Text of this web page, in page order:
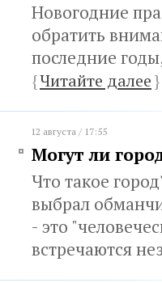
Новогодние
обратить
последние
{Читайте далее}
12 августа / 17:55
Могут ли
Что такое
выбрал
- это
встречаются